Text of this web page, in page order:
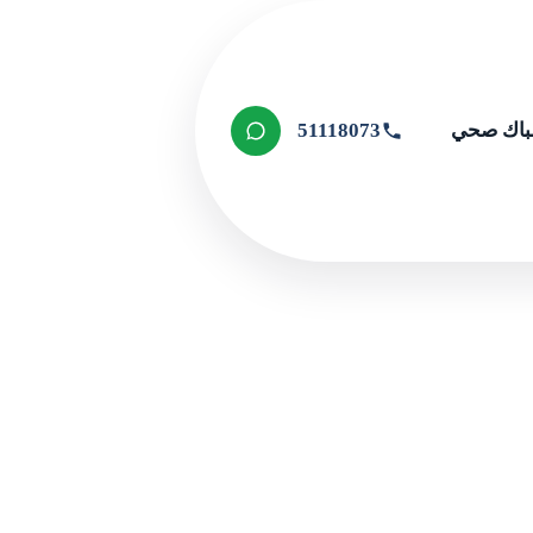
صحي 51118073